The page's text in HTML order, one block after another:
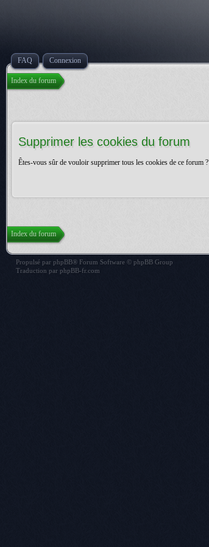
FAQ Connexion
Index du forum
Supprimer les cookies du forum
Êtes-vous sûr de vouloir supprimer tous les cookies de ce forum ?
Index du forum
Propulsé par phpBB® Forum Software © phpBB Group
Traduction par phpBB-fr.com